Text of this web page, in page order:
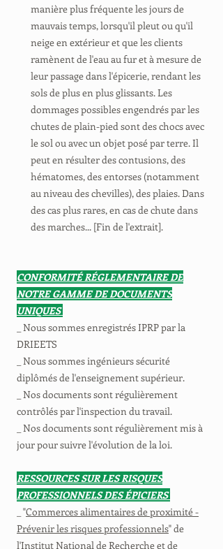
manière plus fréquente les jours de
mauvais temps, lorsqu'il pleut ou qu'il
neige en extérieur et que les clients
ramènent de l'eau au fur et à mesure de
leur passage dans l'épicerie, rendant les
sols de plus en plus glissants. Les
dommages possibles engendrés par les
chutes de plain-pied sont des chocs avec
le sol ou avec un objet posé par terre. Il
peut en résulter des contusions, des
hématomes, des entorses (notamment
au niveau des chevilles), des plaies. Dans
des cas plus rares, en cas de chute dans
des marches... [Fin de l'extrait].
CONFORMITÉ RÉGLEMENTAIRE DE
NOTRE GAMME DE DOCUMENTS
UNIQUES
_ Nous sommes enregistrés IPRP par la
DRIEETS
_ Nous sommes ingénieurs sécurité
diplômés de l'enseignement supérieur.
_ Nos documents sont régulièrement
contrôlés par l'inspection du travail.
_ Nos documents sont régulièrement mis à
jour pour suivre l'évolution de la loi.
RESSOURCES SUR LES RISQUES
PROFESSIONNELS DES ÉPICIERS
_ "Commerces alimentaires de proximité -
Prévenir les risques professionnels" de
l'Institut National de Recherche et de